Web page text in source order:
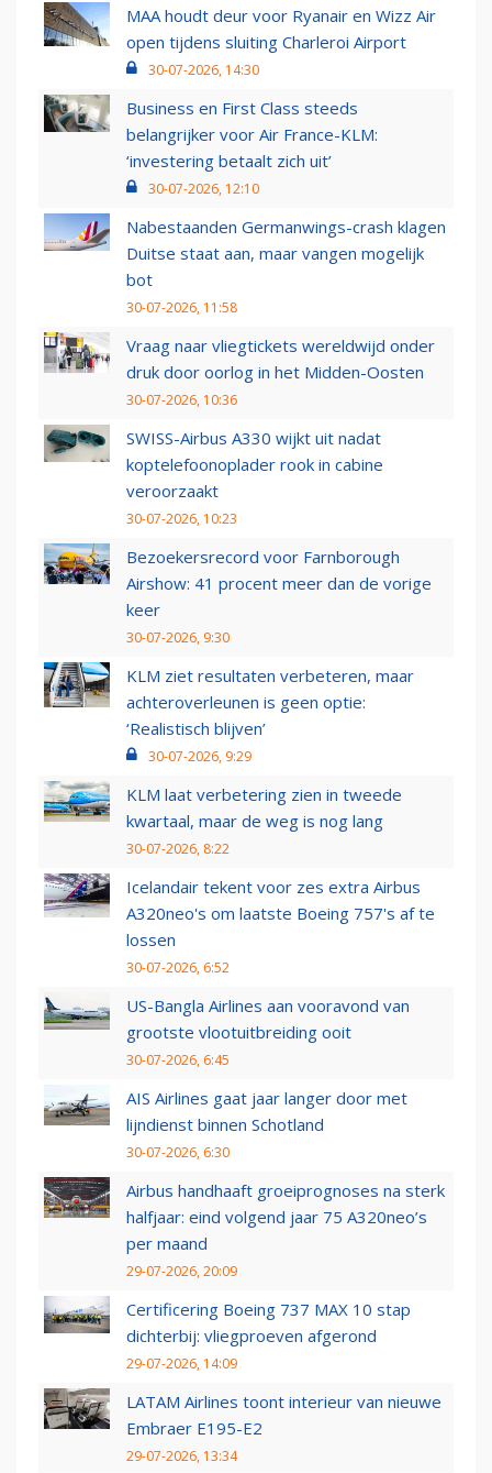
MAA houdt deur voor Ryanair en Wizz Air
open tijdens sluiting Charleroi Airport
30-07-2026, 14:30
Business en First Class steeds
belangrijker voor Air France-KLM:
‘investering betaalt zich uit’
30-07-2026, 12:10
Nabestaanden Germanwings-crash klagen
Duitse staat aan, maar vangen mogelijk
bot
30-07-2026, 11:58
Vraag naar vliegtickets wereldwijd onder
druk door oorlog in het Midden-Oosten
30-07-2026, 10:36
SWISS-Airbus A330 wijkt uit nadat
koptelefoonoplader rook in cabine
veroorzaakt
30-07-2026, 10:23
Bezoekersrecord voor Farnborough
Airshow: 41 procent meer dan de vorige
keer
30-07-2026, 9:30
KLM ziet resultaten verbeteren, maar
achteroverleunen is geen optie:
‘Realistisch blijven’
30-07-2026, 9:29
KLM laat verbetering zien in tweede
kwartaal, maar de weg is nog lang
30-07-2026, 8:22
Icelandair tekent voor zes extra Airbus
A320neo's om laatste Boeing 757's af te
lossen
30-07-2026, 6:52
US-Bangla Airlines aan vooravond van
grootste vlootuitbreiding ooit
30-07-2026, 6:45
AIS Airlines gaat jaar langer door met
lijndienst binnen Schotland
30-07-2026, 6:30
Airbus handhaaft groeiprognoses na sterk
halfjaar: eind volgend jaar 75 A320neo’s
per maand
29-07-2026, 20:09
Certificering Boeing 737 MAX 10 stap
dichterbij: vliegproeven afgerond
29-07-2026, 14:09
LATAM Airlines toont interieur van nieuwe
Embraer E195-E2
29-07-2026, 13:34